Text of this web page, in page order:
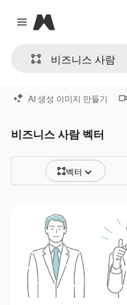
Close menu
Magnific
AI 생성 이미지 만들기
비즈니스 사람 벡터
벡터